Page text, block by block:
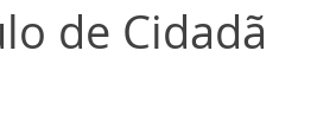
de Cidadã